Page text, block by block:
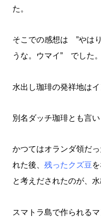
た。
そこでの感想は ”やは
うな。ウマイ” でした。
水出し珈琲の発祥地はイ
別名ダッチ珈琲とも言い
かつてはオランダ領だ
れた後、 残ったクズ豆
と考えだされたのが、水
スマトラ島で作られるマ